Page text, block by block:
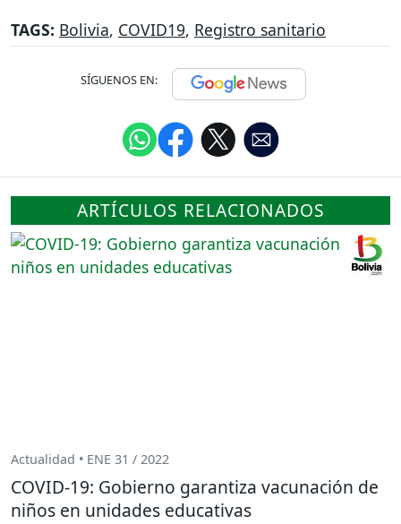
TAGS: Bolivia, COVID19, Registro sanitario
SÍGUENOS EN:
ARTÍCULOS RELACIONADOS
Actualidad • ENE 31 / 2022
COVID-19: Gobierno garantiza vacunación de
niños en unidades educativas